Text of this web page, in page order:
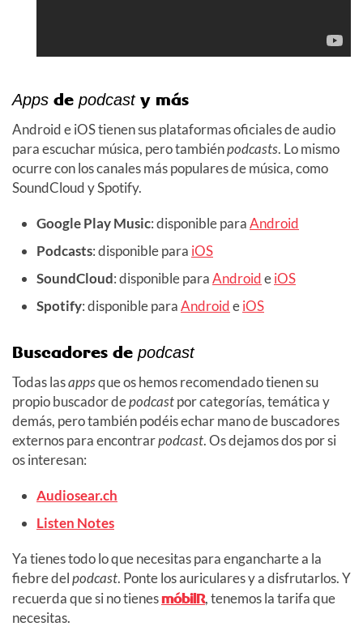
Apps de podcasty más
Android e iOS tienen sus plataformas oficiales de audio
para escuchar música, pero tambiénpodcasts. Lo mismo
ocurre con los canales más populares de música, como
SoundCloud y Spotify.
Google Play Music: disponible paraAndroid
Podcasts: disponible para iOS
SoundCloud: disponible paraAndroideiOS
Spotify: disponible paraAndroideiOS
Buscadores de podcast
Todas lasappsque os hemos recomendado tienen su
propio buscador depodcastpor categorías, temática y
demás, pero también podéis echar mano de buscadores
externos para encontrarpodcast. Os dejamos dos por si
os interesan:
Audiosear.ch
Listen Notes
Ya tienes todo lo que necesitas para engancharte a la
fiebre delpodcast. Ponte los auriculares y a disfrutarlos. Y
recuerda que si no tienesmóbilR, tenemos la tarifa que
necesitas.